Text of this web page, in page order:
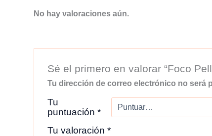
No hay valoraciones aún.
Sé el primero en valorar “Foco
Tu dirección de correo electrónico no será
Tu
puntuación *
Tu valoración *